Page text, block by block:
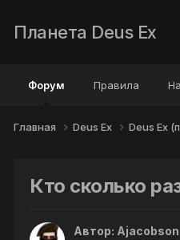
Планета Deus Ex
Форум Правила
Главная Deus Ex Deus Ex
Кто сколько
Автор: Ajacobson